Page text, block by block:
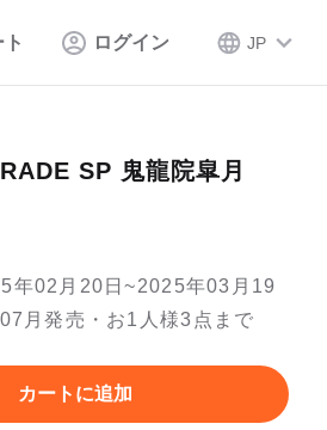
ログイン JP
SP 鬼龍院皐月
年02月20日~2025年03月19
月発売・お1人様3点まで
カートに追加